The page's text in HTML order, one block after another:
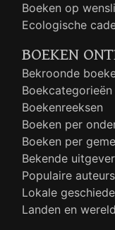
Boeken op
Ecologische
BOEKEN
Bekroonde
Boekcategorieën
Boekenreeksen
Boeken per
Boeken per
Bekende
Populaire auteurs
Lokale
Landen en